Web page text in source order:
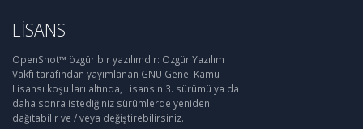
LISANS
OpenShot™ özgür bir yazılımdır: Özgür Yazılım
Vakfı tarafından yayımlanan GNU Genel Kamu
Lisansı koşulları altında, Lisansın 3. sürümü ya da
daha sonra istediğiniz sürümlerde yeniden
dağıtabilir ve / veya değiştirebilirsiniz.